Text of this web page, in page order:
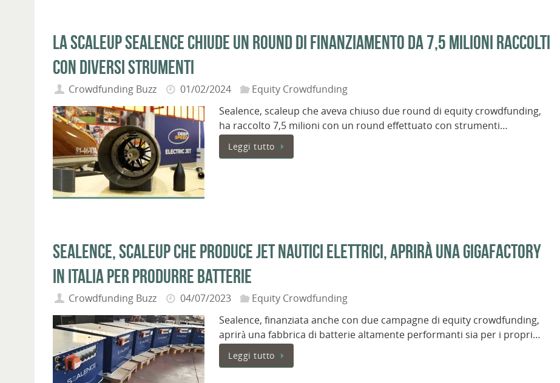
La scaleup Sealence chiude un round di finanziamento da 7,5 milioni raccolti
con diversi strumenti
Crowdfunding Buzz 01/02/2024
Equity Crowdfunding
Sealence, scaleup che aveva chiuso due round di equity crowdfunding,
ha raccolto 7,5 milioni con un round effettuato con strumenti…
Leggi tutto
Sealence, scaleup che produce jet nautici elettrici, aprirà una Gigafactory
in Italia per produrre batterie
Crowdfunding Buzz 04/07/2023
Equity Crowdfunding
Sealence, finanziata anche con due campagne di equity crowdfunding,
aprirà una fabbrica di batterie altamente performanti sia per i propri…
Leggi tutto